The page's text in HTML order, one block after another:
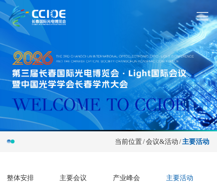
当前位置/会议&活动 /主要活动
整体安排 主要会议 产业峰会 主要活动